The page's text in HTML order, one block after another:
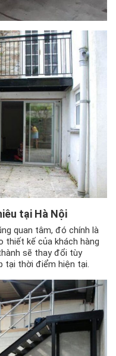
tại Hà Nội
quan tâm, đó chính là
thiết kế của khách hàng
sẽ thay đổi tùy
tại thời điểm hiện tại.